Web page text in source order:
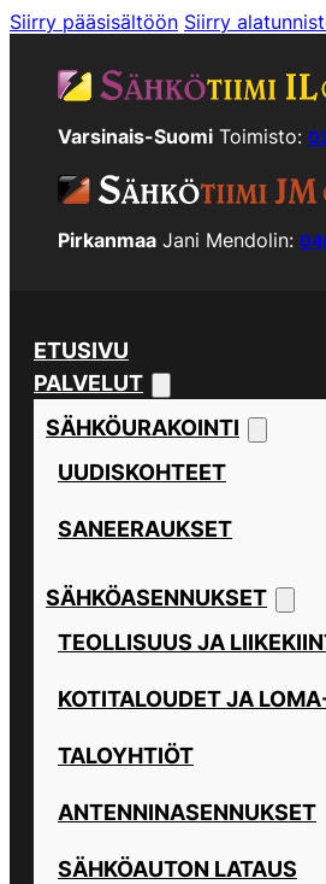
Siirry pääsisältöön Siirry
Varsinais-Suomi Toimisto:
Pirkanmaa Jani Mendolin:
ETUSIVU
PALVELUT
SÄHKÖURAKOINTI
UUDISKOHTEET
SANEERAUKSET
SÄHKÖASENNUKSET
TEOLLISUUS JA
KOTITALOUDET JA
TALOYHTIÖT
ANTENNINASENNUKSET
SÄHKÖAUTON LATAUS